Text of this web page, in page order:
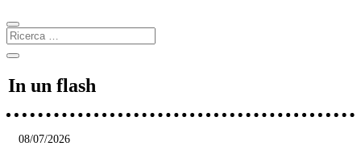
In un flash
08/07/2026